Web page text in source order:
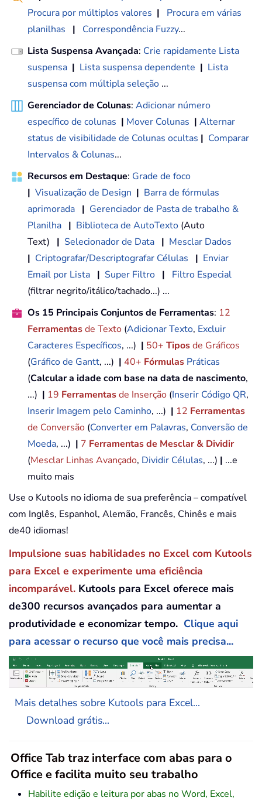
Procura por múltiplos valores |
Procura em várias
planilhas
| Correspondência Fuzzy...
Lista Suspensa Avançada: Crie rapidamente Lista
suspensa | Lista suspensa dependente | Lista
suspensa com múltipla seleção ...
Gerenciador de Colunas: Adicionar número
específico de colunas | Mover Colunas | Alternar
status de visibilidade de Colunas ocultas | Comparar
Intervalos & Colunas...
Recursos em Destaque: Grade de foco
| Visualização de Design | Barra de fórmulas
aprimorada | Gerenciador de Pasta de trabalho &
Planilha | Biblioteca de AutoTexto (Auto
Text) | Selecionador de Data | Mesclar Dados
| Criptografar/Descriptografar Células | Enviar
Email por Lista | Super Filtro |
Filtro Especial
(filtrar negrito/itálico/tachado...) ...
Os 15 Principais Conjuntos de Ferramentas: 12
Ferramentasde Texto (Adicionar Texto, Excluir
Caracteres Específicos, ...) | 50+ Tiposde Gráficos
(Gráfico de Gantt, ...) | 40+ Fórmulas Práticas
(Calcular a idade com base na data de nascimento,
...) | 19 Ferramentasde Inserção (Inserir Código QR,
Inserir Imagem pelo Caminho, ...) | 12 Ferramentas
de Conversão (Converter em Palavras, Conversão de
Moeda, ...) | 7 Ferramentas de Mesclar & Dividir
(Mesclar Linhas Avançado, Dividir Células, ...) | ...e
muito mais
Use o Kutools no idioma de sua preferência – compatível
com Inglês, Espanhol, Alemão, Francês, Chinês e mais
de40 idiomas!
Impulsione suas habilidades no Excel com Kutools
para Excel e experimente uma eficiência
incomparável. Kutools para Excel oferece mais
de300 recursos avançados para aumentar a
produtividade e economizar tempo. Clique aqui
para acessar o recurso que você mais precisa...
Mais detalhes sobre Kutools para Excel...
Download grátis...
Office Tab traz interface com abas para o
Office e facilita muito seu trabalho
Habilite edição e leitura por abas no Word, Excel,